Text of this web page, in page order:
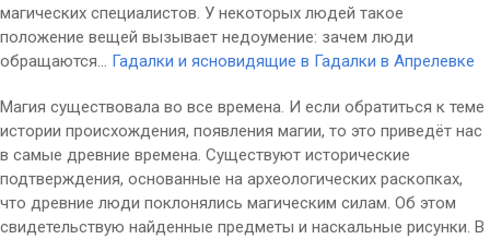
магических специалистов. У некоторых людей такое
положение вещей вызывает недоумение: зачем люди
обращаются... Гадалки и ясновидящие в Гадалки в Апрелевке
Магия существовала во все времена. И если обратиться к теме
истории происхождения, появления магии, то это приведёт нас
в самые древние времена. Существуют исторические
подтверждения, основанные на археологических раскопках,
что древние люди поклонялись магическим силам. Об этом
свидетельствую найденные предметы и наскальные рисунки. В